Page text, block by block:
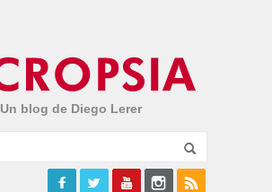
Un blog de Diego Lerer